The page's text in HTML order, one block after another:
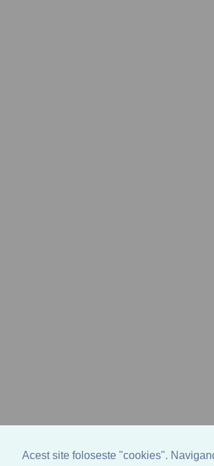
Acest site foloseste "cookies".